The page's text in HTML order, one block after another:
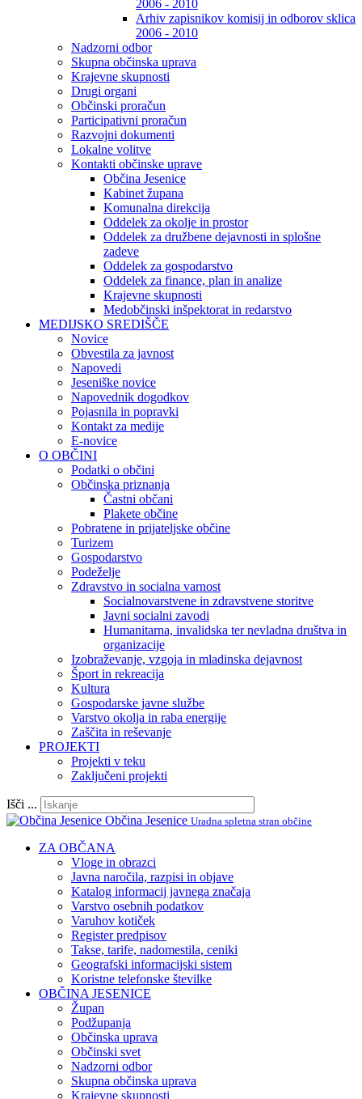
2006 - 2010
Arhiv zapisnikov komisij in odborov sklica
2006 - 2010
Nadzorni odbor
Skupna občinska uprava
Krajevne skupnosti
Drugi organi
Občinski proračun
Participativni proračun
Razvojni dokumenti
Lokalne volitve
Kontakti občinske uprave
Občina Jesenice
Kabinet župana
Komunalna direkcija
Oddelek za okolje in prostor
Oddelek za družbene dejavnosti in splošne
zadeve
Oddelek za gospodarstvo
Oddelek za finance, plan in analize
Krajevne skupnosti
Medobčinski inšpektorat in redarstvo
MEDIJSKO SREDIŠČE
Novice
Obvestila za javnost
Napovedi
Jeseniške novice
Napovednik dogodkov
Pojasnila in popravki
Kontakt za medije
E-novice
O OBČINI
Podatki o občini
Občinska priznanja
Častni občani
Plakete občine
Pobratene in prijateljske občine
Turizem
Gospodarstvo
Podeželje
Zdravstvo in socialna varnost
Socialnovarstvene in zdravstvene storitve
Javni socialni zavodi
Humanitarna, invalidska ter nevladna društva in
organizacije
Izobraževanje, vzgoja in mladinska dejavnost
Šport in rekreacija
Kultura
Gospodarske javne službe
Varstvo okolja in raba energije
Zaščita in reševanje
PROJEKTI
Projekti v teku
Zaključeni projekti
Išči ...
Občina Jesenice Uradna spletna stran občine
ZA OBČANA
Vloge in obrazci
Javna naročila, razpisi in objave
Katalog informacij javnega značaja
Varstvo osebnih podatkov
Varuhov kotiček
Register predpisov
Takse, tarife, nadomestila, ceniki
Geografski informacijski sistem
Koristne telefonske številke
OBČINA JESENICE
Župan
Podžupanja
Občinska uprava
Občinski svet
Nadzorni odbor
Skupna občinska uprava
Krajevne skupnosti